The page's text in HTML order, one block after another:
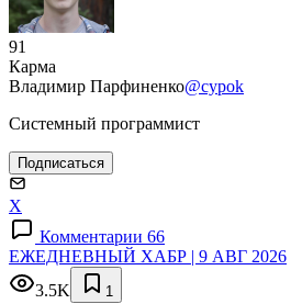
91
Карма
Владимир Парфиненко@cypok
Системный программист
Подписаться
X
Комментарии 66
ЕЖЕДНЕВНЫЙ ХАБР | 9 АВГ 2026
3.5K
1